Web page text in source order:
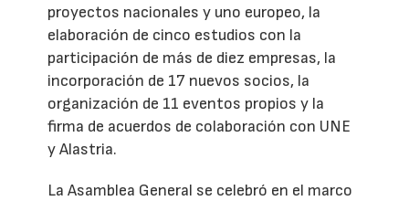
proyectos nacionales y uno europeo, la
elaboración de cinco estudios con la
participación de más de diez empresas, la
incorporación de 17 nuevos socios, la
organización de 11 eventos propios y la
firma de acuerdos de colaboración con UNE
y Alastria.
La Asamblea General se celebró en el marco